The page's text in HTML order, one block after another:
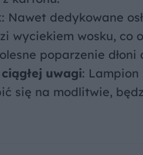
: Nawet dedykowane
wyciekiem wosku, co
poparzenie dłoni
uwagi:
się na modlitwie,